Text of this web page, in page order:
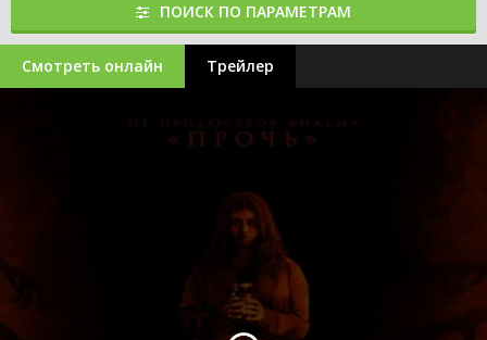
ПОИСК ПО ПАРАМЕТРАМ
Смотреть онлайн Трейлер